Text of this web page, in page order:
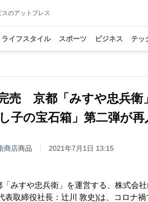
のアットプレス
ライフスタイル スポーツ ビジネス テッ
売 京都「みすや忠兵衛
し子の宝石箱」第二弾が
商店商品 2021年7月1日 13:15
みすや忠兵衛」を運営する、株式会
表取締役社長：辻川 敦史)は、コロナ